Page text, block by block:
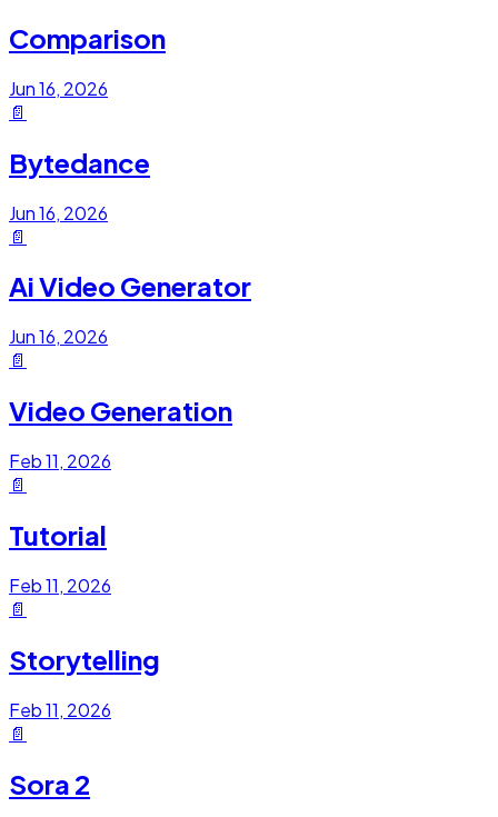
Comparison
Jun 16, 2026
📄
Bytedance
Jun 16, 2026
📄
Ai Video Generator
Jun 16, 2026
📄
Video Generation
Feb 11, 2026
📄
Tutorial
Feb 11, 2026
📄
Storytelling
Feb 11, 2026
📄
Sora 2